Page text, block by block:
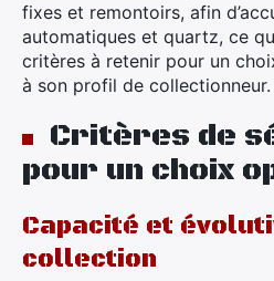
fixes et remontoirs, afin
automatiques et quartz, ce
critères à retenir pour un
à son profil de collectionneur.
Critères de
pour un choix
Capacité et
collection